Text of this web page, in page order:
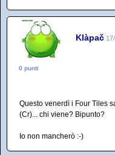
Klàpač
0 punti
Questo venerdì i Four Tiles
(Cr)... chi viene? Bipunto?
Io non mancherò :-)